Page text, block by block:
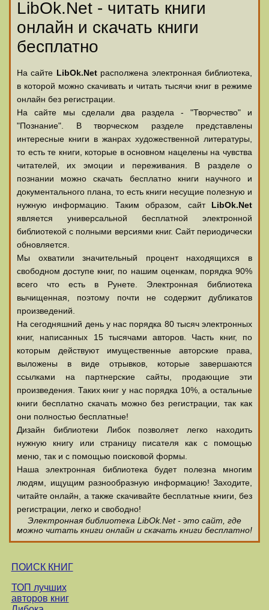
LibOk.Net - читать книги
онлайн и скачать книги
бесплатно
На сайте LibOk.Netрасполжена электронная библиотека,
в которой можно скачивать и читать тысячи книг в режиме
онлайн без регистрации.
На сайте мы сделали два раздела - "Творчество" и
"Познание". В творческом разделе представлены
интересные книги в жанрах художественной литературы,
то есть те книги, которые в основном нацелены на чувства
читателей, их эмоции и переживания. В разделе о
познании можно скачать бесплатно книги научного и
документального плана, то есть книги несущие полезную и
нужную информацию. Таким образом, сайт LibOk.Net
является универсальной бесплатной электронной
библиотекой с полными версиями книг. Сайт периодически
обновляется.
Мы охватили значительный процент находящихся в
свободном доступе книг, по нашим оценкам, порядка 90%
всего что есть в Рунете. Электронная библиотека
вычищенная, поэтому почти не содержит дубликатов
произведений.
На сегодняшний день у нас порядка 80 тысяч электронных
книг, написанных 15 тысячами авторов. Часть книг, по
которым действуют имущественные авторские права,
выложены в виде отрывков, которые завершаются
ссылками на партнерские сайты, продающие эти
произведения. Таких книг у нас порядка 10%, а остальные
книги бесплатно скачать можно без регистрации, так как
они полностью бесплатные!
Дизайн библиотеки Либок позволяет легко находить
нужную книгу или страницу писателя как с помощью
меню, так и с помощью поисковой формы.
Наша электронная библиотека будет полезна многим
людям, ищущим разнообразную информацию! Заходите,
читайте онлайн, а также скачивайте бесплатные книги, без
регистрации, легко и свободно!
Электронная библиотека LibOk.Net - это сайт, где
можно читать книги онлайн и скачать книги бесплатно!
ПОИСК КНИГ
ТОП лучших
авторов книг